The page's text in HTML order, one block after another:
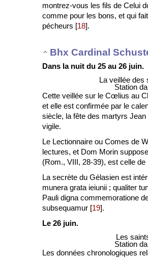
montrez-vous les fils de Celui
comme pour les bons, et qui
pécheurs [18].
Bhx Cardinal
Dans la nuit du 25 au 26 juin.
La veillée des
Station
Cette veillée sur le Cœlius au
et elle est confirmée par le
siècle, la fête des martyrs Jean
vigile.
Le Lectionnaire ou Comes de
lectures, et Dom Morin
(Rom., VIII, 28-39), est celle
La secrète du Gélasien est
munera grata ieiunii ; qualiter
Pauli digna commemoratione
subsequamur [19].
Le 26 juin.
Les
Station
Les données chronologiques